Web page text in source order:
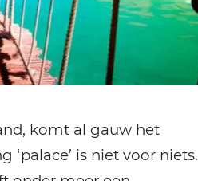
komt al gauw het
is niet voor niets.